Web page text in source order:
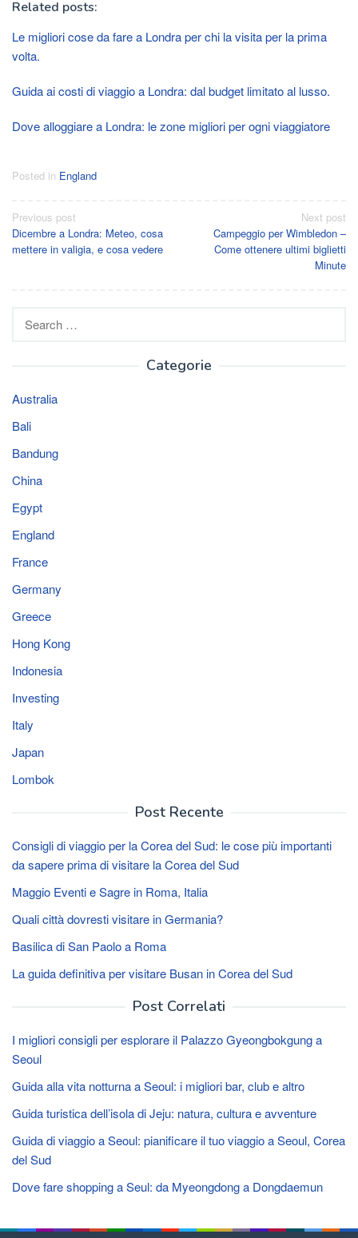
Related posts:
Le migliori cose da fare a Londra per chi la visita per la prima
volta.
Guida ai costi di viaggio a Londra: dal budget limitato al lusso.
Dove alloggiare a Londra: le zone migliori per ogni viaggiatore
Posted in England
Post
navigation
Previous post
Dicembre a Londra: Meteo, cosa
mettere in valigia, e cosa vedere
Next post
Campeggio per Wimbledon –
Come ottenere ultimi biglietti
Minute
for:
Categorie
Australia
Bali
Bandung
China
Egypt
England
France
Germany
Greece
Hong Kong
Indonesia
Investing
Italy
Japan
Lombok
Post Recente
Consigli di viaggio per la Corea del Sud: le cose più importanti
da sapere prima di visitare la Corea del Sud
Maggio Eventi e Sagre in Roma, Italia
Quali città dovresti visitare in Germania?
Basilica di San Paolo a Roma
La guida definitiva per visitare Busan in Corea del Sud
Post Correlati
I migliori consigli per esplorare il Palazzo Gyeongbokgung a
Seoul
Guida alla vita notturna a Seoul: i migliori bar, club e altro
Guida turistica dell’isola di Jeju: natura, cultura e avventure
Guida di viaggio a Seoul: pianificare il tuo viaggio a Seoul, Corea
del Sud
Dove fare shopping a Seul: da Myeongdong a Dongdaemun